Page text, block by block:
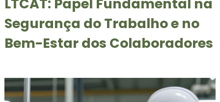
LTCAT: Papel Fundamental na
Segurança do Trabalho e no
Bem-Estar dos Colaboradores